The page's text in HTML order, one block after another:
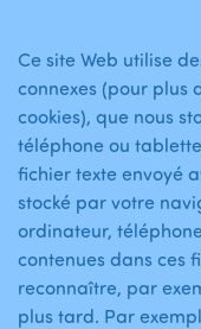
Ce site Web utilise
connexes (pour plus
cookies), que nous
téléphone ou
fichier texte envoyé
stocké par votre
ordinateur,
contenues dans ces
reconnaître, par
plus tard. Par